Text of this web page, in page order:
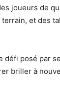
joueurs de
et des
défi posé par
briller à